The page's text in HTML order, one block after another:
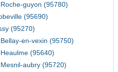
guyon (95780)
(95690)
(95270)
en-vexin (95750)
(95640)
aubry (95720)